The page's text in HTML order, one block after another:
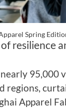
Spring
resilience
95,000
regions,
Apparel